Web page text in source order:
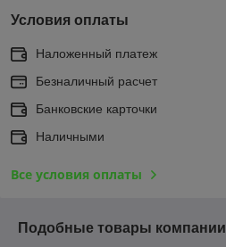
Условия оплаты
Наложенный платеж
Безналичный расчет
Банковские карточки
Наличными
Все условия оплаты
Подобные товары компании